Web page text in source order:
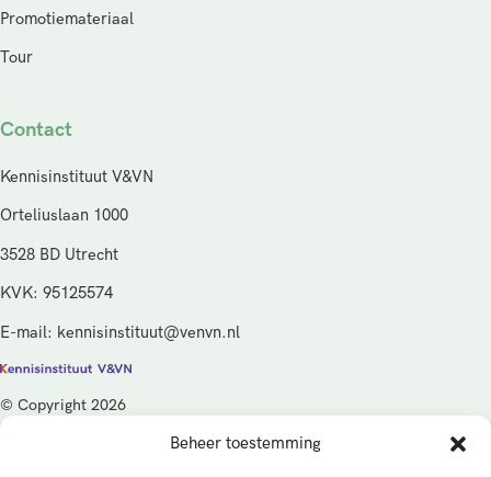
Beheer toestemming
Promotiemateriaal
Tour
Contact
Kennisinstituut V&VN
Orteliuslaan 1000
3528 BD Utrecht
KVK: 95125574
E-mail: kennisinstituut@venvn.nl
© Copyright 2026
De activiteiten van het Kennisinstituut V&VN worden gefinancierd